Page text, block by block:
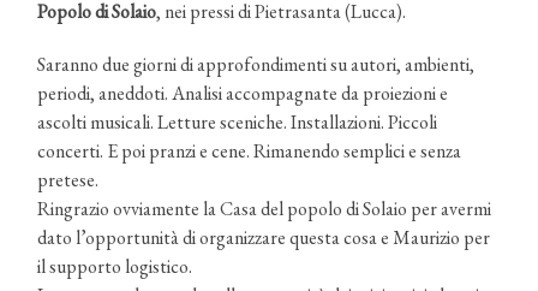
Popolo di Solaio, nei pressi di Pietrasanta (Lucca).
Saranno due giorni di approfondimenti su autori, ambienti,
periodi, aneddoti. Analisi accompagnate da proiezioni e
ascolti musicali. Letture sceniche. Installazioni. Piccoli
concerti. E poi pranzi e cene. Rimanendo semplici e senza
pretese.
Ringrazio ovviamente la Casa del popolo di Solaio per avermi
dato l’opportunità di organizzare questa cosa e Maurizio per
il supporto logistico.